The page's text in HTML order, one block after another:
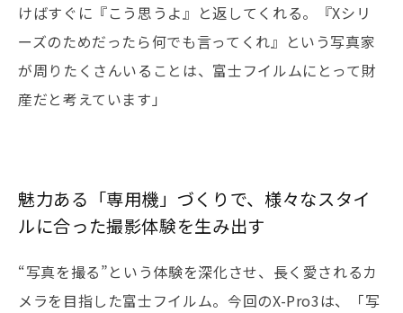
けばすぐに『こう思うよ』と返してくれる。『Xシリ
ーズのためだったら何でも言ってくれ』という写真家
が周りたくさんいることは、富士フイルムにとって財
産だと考えています」
魅力ある「専用機」づくりで、様々なスタイ
ルに合った撮影体験を生み出す
“写真を撮る”という体験を深化させ、長く愛されるカ
メラを目指した富士フイルム。今回のX-Pro3は、「写